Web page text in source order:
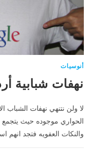
أنوسيات
نهفات شبابية
لا ولن نتنهي نهفات الشباب
الحواري موجوده حيث يتجمع
والنكات العفويه فتجد